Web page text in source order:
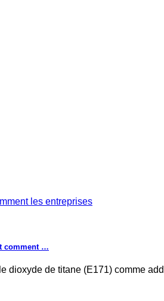
comment …
dioxyde de titane (E171) comme